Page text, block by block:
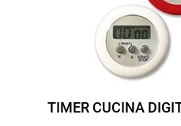
TIMER CUCINA